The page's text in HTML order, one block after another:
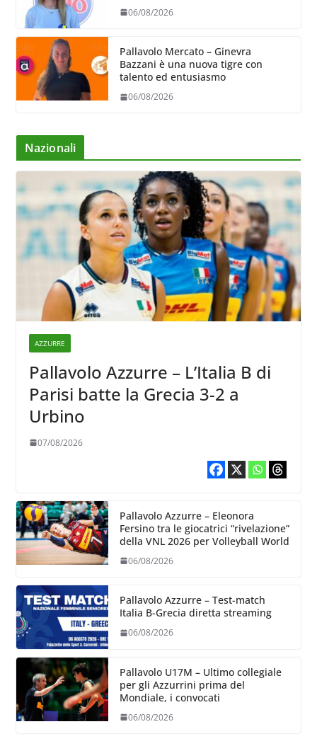
06/08/2026
Pallavolo Mercato – Ginevra
Bazzani è una nuova tigre con
talento ed entusiasmo
06/08/2026
Nazionali
AZZURRE
Pallavolo Azzurre – L’Italia B di
Parisi batte la Grecia 3-2 a
Urbino
07/08/2026
Pallavolo Azzurre – Eleonora
Fersino tra le giocatrici “rivelazione”
della VNL 2026 per Volleyball World
06/08/2026
Pallavolo Azzurre – Test-match
Italia B-Grecia diretta streaming
06/08/2026
Pallavolo U17M – Ultimo collegiale
per gli Azzurrini prima del
Mondiale, i convocati
06/08/2026